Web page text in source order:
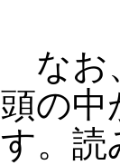
なお
頭の中
す。読